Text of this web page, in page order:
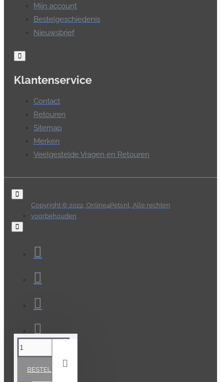
BESTELLEN
Mijn account
Bestelgeschiedenis
Nieuwsbrief
Klantenservice
Contact
Retouren
Sitemap
Merken
Veelgestelde Vragen en Retouren
Copyright © 2022, Online4Pets.nl, Alle rechten
voorbehouden